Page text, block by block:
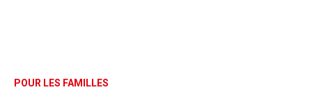
POUR LES FAMILLES